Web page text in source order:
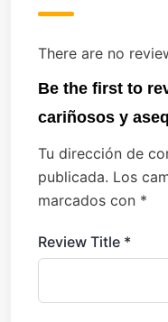
There are no
Be the first to
cariñosos y
Tu dirección de
publicada. Los
marcados con *
Review Title *